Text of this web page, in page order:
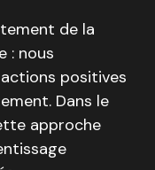
de la
: nous
positives
Dans le
approche